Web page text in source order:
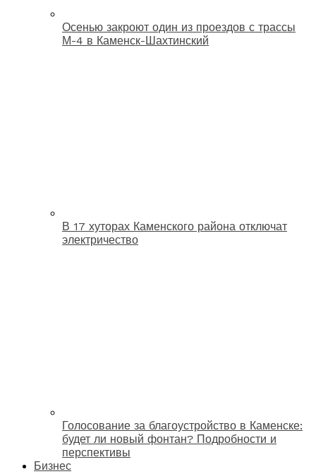
Осенью закроют один из проездов с трассы
М-4 в Каменск-Шахтинский
В 17 хуторах Каменского района отключат
электричество
Голосование за благоустройство в Каменске:
будет ли новый фонтан? Подробности и
перспективы
Бизнес